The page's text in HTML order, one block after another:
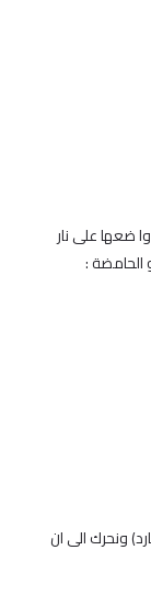
ضعها على نار
الحامضة :
ونحرك الى ان